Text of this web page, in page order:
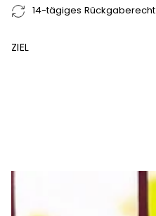
14-tägiges Rückgaberecht
ZIEL